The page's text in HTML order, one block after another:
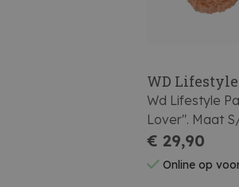
WD Lifestyle
Wd Lifestyle
Lover". Maat
€ 29,90
Online op